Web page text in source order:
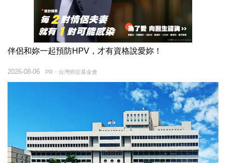
伴侶和妳一起預防HPV，才有資格說愛妳！
PR・台灣癌症基金會
2026-08-06